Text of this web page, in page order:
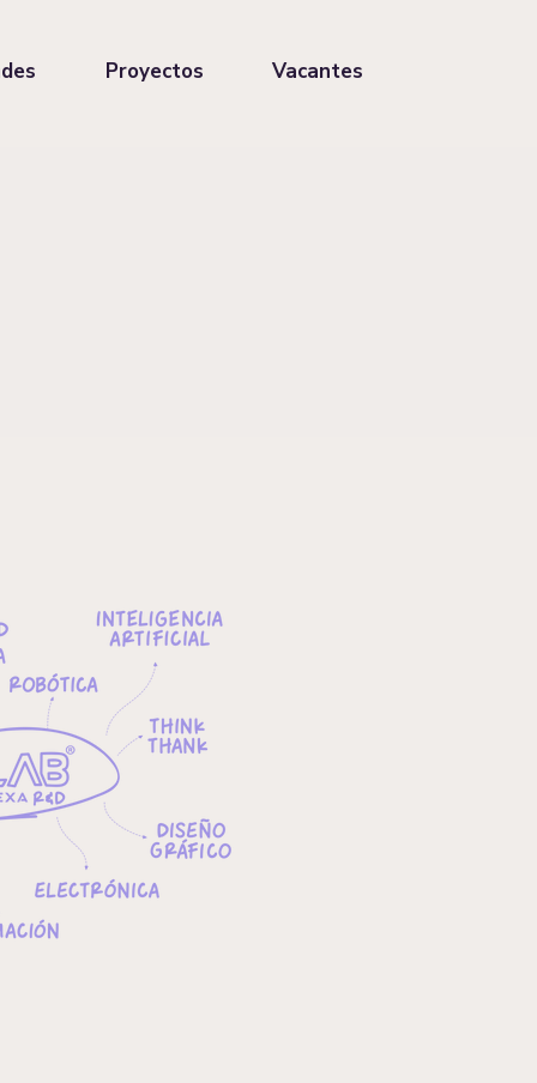
Proyectos Vacantes